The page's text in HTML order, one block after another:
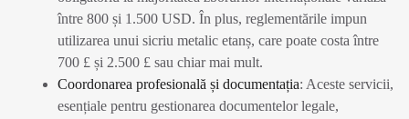
între 800 și 1.500 USD. În plus, reglementările impun
utilizarea unui sicriu metalic etanș, care poate costa între
700 £ și 2.500 £ sau chiar mai mult.
Coordonarea profesională și documentația: Aceste servicii,
esențiale pentru gestionarea documentelor legale,